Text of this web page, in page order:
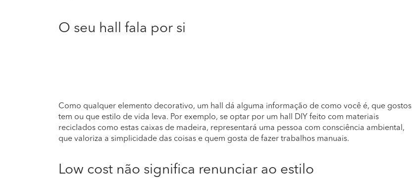
O seu hall fala por si
Como qualquer elemento decorativo, um hall dá alguma informação de como você é, que gostos
tem ou que estilo de vida leva. Por exemplo, se optar por um hall DIY feito com materiais
reciclados como estas caixas de madeira, representará uma pessoa com consciência ambiental,
que valoriza a simplicidade das coisas e quem gosta de fazer trabalhos manuais.
Low cost não significa renunciar ao estilo